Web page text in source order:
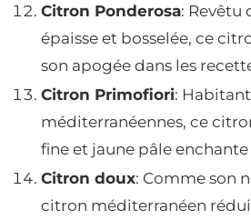
Citron Ponderosa: Revêtu
épaisse et bosselée, ce
son apogée dans les
Citron Primofiori:
méditerranéennes, ce
fine et jaune pâle
Citron doux: Comme son
citron méditerranéen